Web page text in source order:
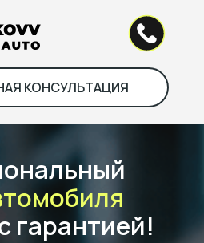
КОНСУЛЬТАЦИЯ
гарантией!